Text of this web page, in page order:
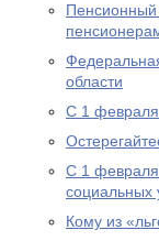
области
С 1 февраля
С 1 февраля
социальных
Кому из